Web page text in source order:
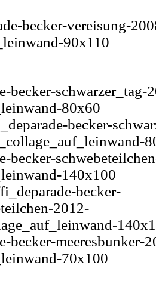
becker-schwarzer_tag-
80x60
becker-
140x100
becker-meeresbunker-
70x100